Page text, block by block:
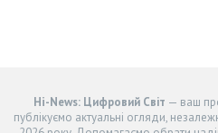
Hi-News: Цифровий Світ — ваш
публікуємо актуальні огляди,